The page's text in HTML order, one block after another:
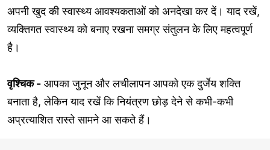
अपनी खुद की स्वास्थ्य आवश्यकताओं को अनदेखा कर दें। याद रखें,
व्यक्तिगत स्वास्थ्य को बनाए रखना समग्र संतुलन के लिए महत्वपूर्ण
है।
वृश्चिक - आपका जुनून और लचीलापन आपको एक दुर्जेय शक्ति
बनाता है, लेकिन याद रखें कि नियंत्रण छोड़ देने से कभी-कभी
अप्रत्याशित रास्ते सामने आ सकते हैं।